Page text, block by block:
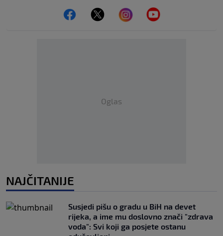
Oglas
NAJČITANIJE
Susjedi pišu o gradu u BiH na devet
rijeka, a ime mu doslovno znači "zdrava
voda": Svi koji ga posjete ostanu